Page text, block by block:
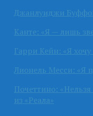
Джанлуиджи
Канте: «Я — лишь
Гарри Кейн: «Я
Лионель Месси: «Я
Почеттино: «Нельзя
из «Реала»